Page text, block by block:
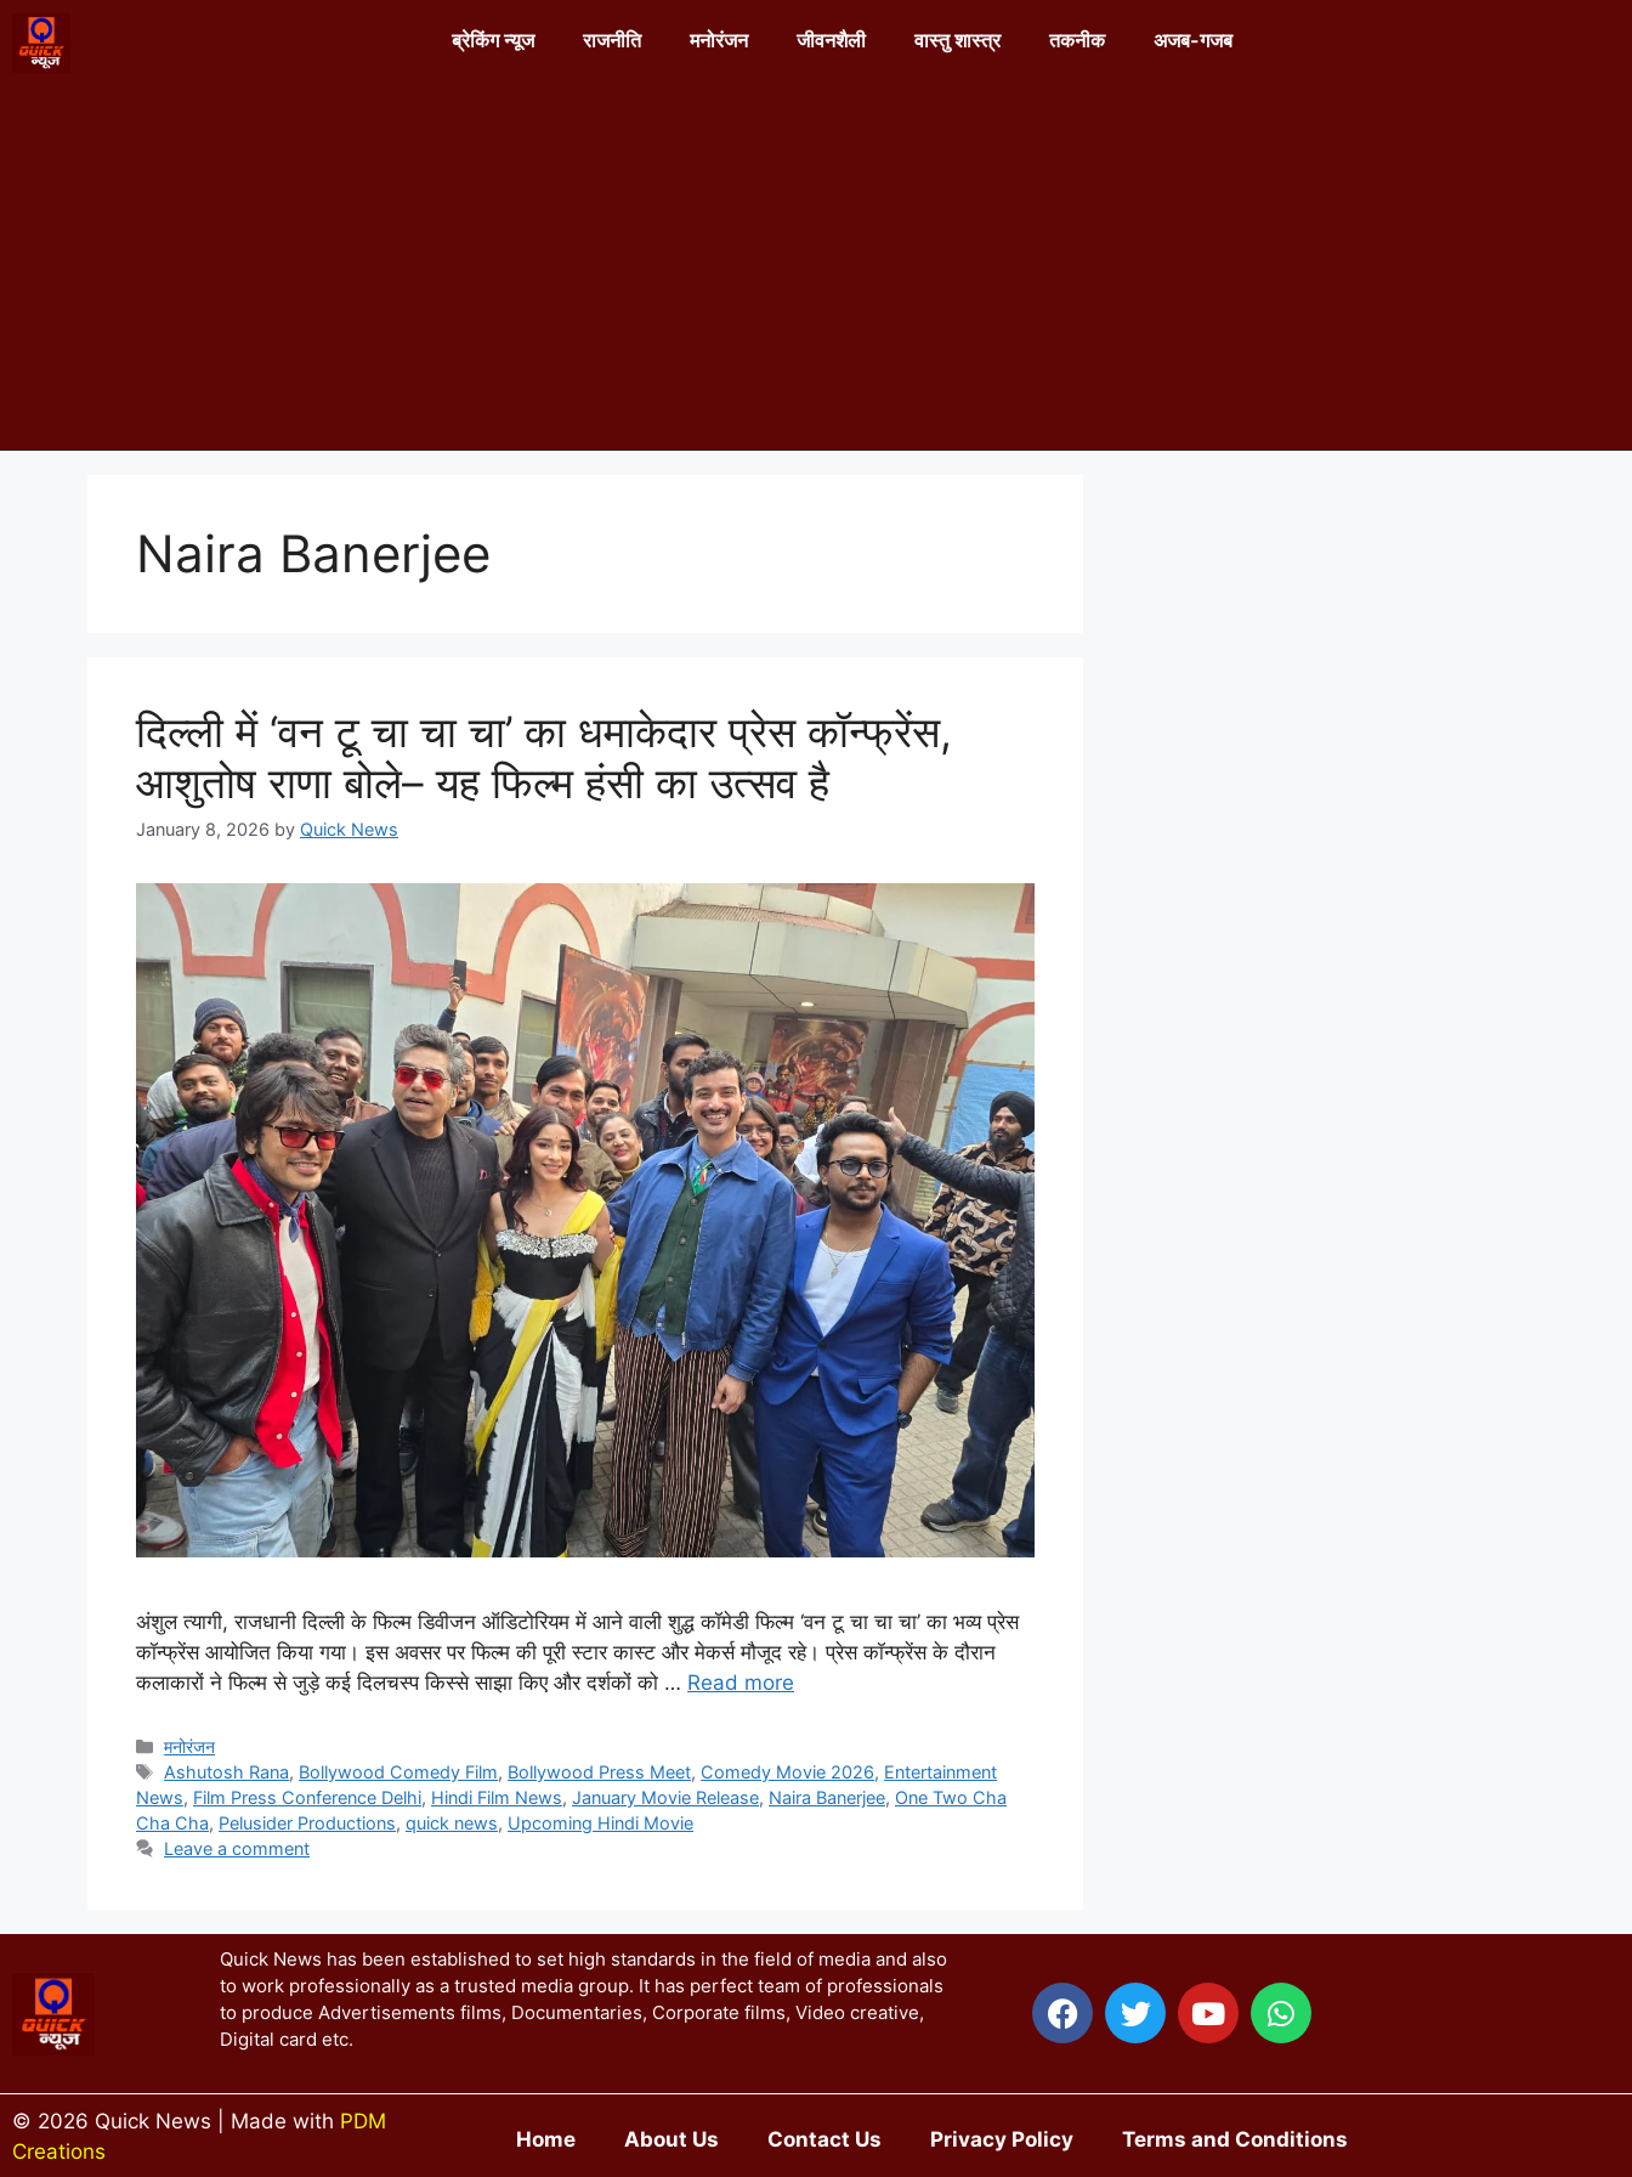
ब्रेकिंग न्यूज राजनीति मनोरंजन जीवनशैली वास्तु शास्त्र तकनीक अजब-गजब
Naira Banerjee
दिल्ली में ‘वन टू चा चा चा’ का धमाकेदार प्रेस कॉन्फ्रेंस,
आशुतोष राणा बोले– यह फिल्म हंसी का उत्सव है
January 8, 2026 by Quick News
अंशुल त्यागी, राजधानी दिल्ली के फिल्म डिवीजन ऑडिटोरियम में आने वाली शुद्ध कॉमेडी फिल्म ‘वन टू चा चा चा’ का भव्य प्रेस
कॉन्फ्रेंस आयोजित किया गया। इस अवसर पर फिल्म की पूरी स्टार कास्ट और मेकर्स मौजूद रहे। प्रेस कॉन्फ्रेंस के दौरान
कलाकारों ने फिल्म से जुड़े कई दिलचस्प किस्से साझा किए और दर्शकों को … Read more
मनोरंजन
Ashutosh Rana, Bollywood Comedy Film, Bollywood Press Meet, Comedy Movie 2026, Entertainment
News, Film Press Conference Delhi, Hindi Film News, January Movie Release, Naira Banerjee, One Two Cha
Cha Cha, Pelusider Productions, quick news, Upcoming Hindi Movie
Leave a comment
Quick News has been established to set high standards in the field of media and also
to work professionally as a trusted media group. It has perfect team of professionals
to produce Advertisements films, Documentaries, Corporate films, Video creative,
Digital card etc.
© 2026 Quick News | Made with PDM
Creations
Home About Us Contact Us Privacy Policy Terms and Conditions